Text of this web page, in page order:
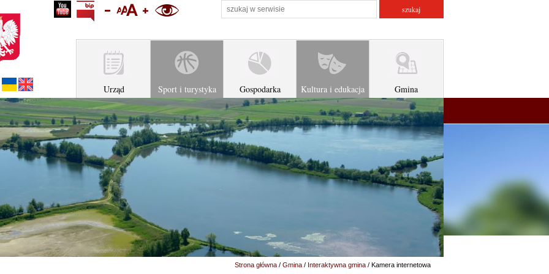
Українська версія
profil na youtubeBiuletyn Informacji Publicznej Urzędu Miejskiego w Zatorze
zmniejsz rozmiar tekstu
ustaw domyślny rozmiar tekstu
zwiększ rozmiar tekstu
wersja kontrastowa
Urząd Sport i turystyka Gospodarka Kultura i edukacja Gmina
Strona główna / Gmina / Interaktywna gmina / Kamera internetowa